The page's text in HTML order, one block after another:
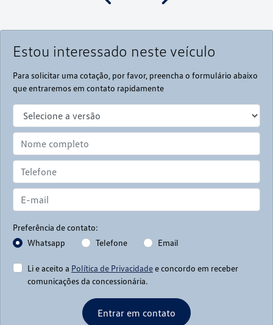
Estou interessado neste veículo
Para solicitar uma cotação, por favor, preencha o formulário abaixo
que entraremos em contato rapidamente
Preferência de contato:
Whatsapp
Telefone Email
Li e aceito a Política de Privacidadee concordo em receber
comunicações da concessionária.
Entrar em contato
Anterior Próximo